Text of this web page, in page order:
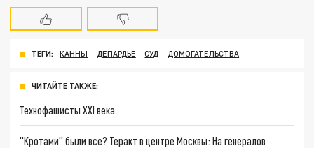
ТЕГИ: КАННЫ ДЕПАРДЬЕ СУД ДОМОГАТЕЛЬСТВА
ЧИТАЙТЕ ТАКЖЕ:
Технофашисты XXI века
"Кротами" были все? Теракт в центре Москвы: На генералов